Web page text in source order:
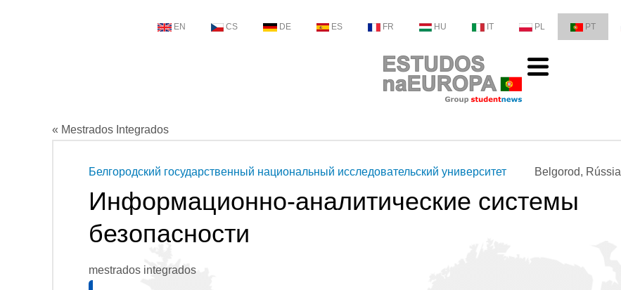
EN CS DE ES FR HU IT PL PT
« Mestrados Integrados
Belgorod, Rússia
Белгородский государственный национальный исследовательский университет
Информационно-аналитические системы
безопасности
mestrados integrados